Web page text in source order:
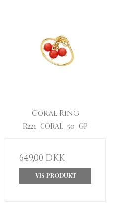
Coral Ring
R221_CORAL_50_GP
649,00 DKK
VIS PRODUKT